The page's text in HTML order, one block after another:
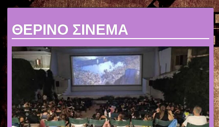
ΘΕΡΙΝΟ ΣΙΝΕΜΑ